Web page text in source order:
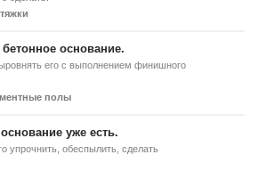
основание.
его с выполнением финишного
полы
уже есть.
упрочнить, обеспылить, сделать